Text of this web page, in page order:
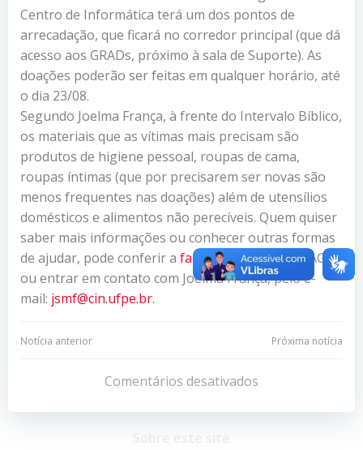
Centro de Informática terá um dos pontos de
arrecadação, que ficará no corredor principal (que dá
acesso aos GRADs, próximo à sala de Suporte). As
doações poderão ser feitas em qualquer horário, até
o dia 23/08.
Segundo Joelma França, à frente do Intervalo Bíblico,
os materiais que as vítimas mais precisam são
produtos de higiene pessoal, roupas de cama,
roupas íntimas (que por precisarem ser novas são
menos frequentes nas doações) além de utensílios
domésticos e alimentos não perecíveis. Quem quiser
saber mais informações ou conhecer outras formas
de ajudar, pode conferir a fanpagedo Instituto AGIR,
ou entrar em contato com Joelma França, pelo e-
mail: jsmf@cin.ufpe.br.
Navegação
Post
Notícia anterior
Navegação
de
Post
Próxima notícia
Comentários desativados